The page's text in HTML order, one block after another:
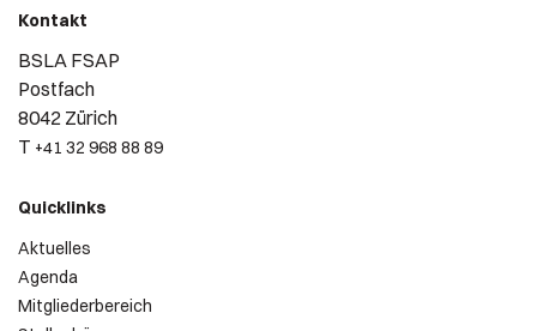
Kontakt
BSLA FSAP
Postfach
8042 Zürich
T +41 32 968 88 89
Quicklinks
Aktuelles
Agenda
Mitgliederbereich